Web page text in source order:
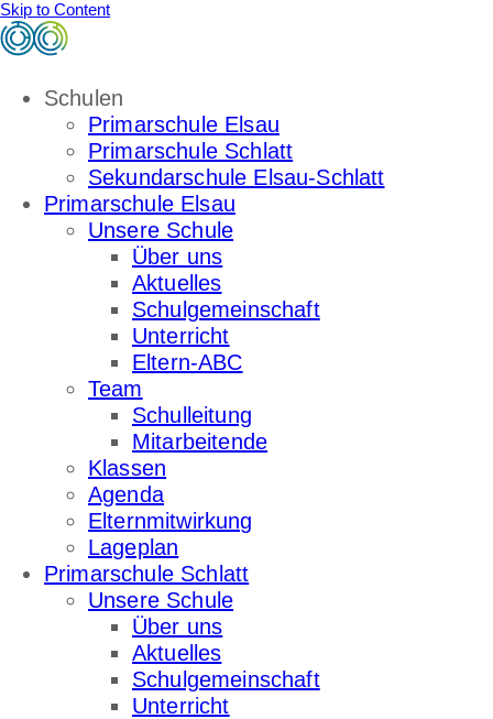
Skip to Content
Schulen
Primarschule Elsau
Primarschule Schlatt
Sekundarschule Elsau-Schlatt
Primarschule Elsau
Unsere Schule
Über uns
Aktuelles
Schulgemeinschaft
Unterricht
Eltern-ABC
Team
Schulleitung
Mitarbeitende
Klassen
Agenda
Elternmitwirkung
Lageplan
Primarschule Schlatt
Unsere Schule
Über uns
Aktuelles
Schulgemeinschaft
Unterricht